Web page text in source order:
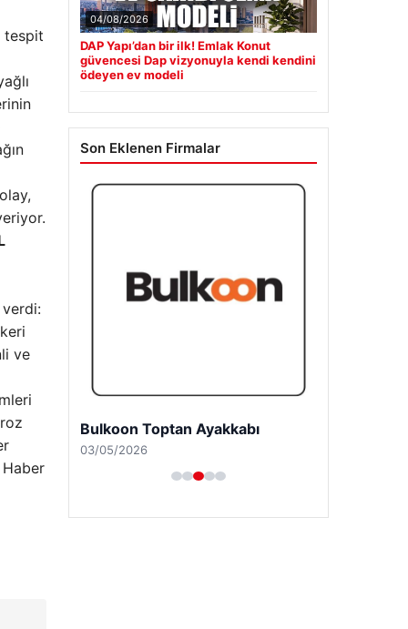
tespit
verdi:
ve
04/08/2026
DAP Yapı’dan bir ilk! Emlak Konut
güvencesi Dap vizyonuyla kendi kendini
ödeyen ev modeli
Son Eklenen Firmalar
Magusa Night Club
01/05/2026